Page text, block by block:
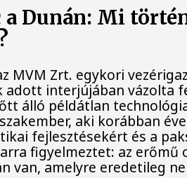
a Dunán: Mi
MVM Zrt. egykori
adott interjújában vázolta
álló példátlan
aki korábban
fejlesztésekért és a
figyelmeztet: az erőmű
van, amelyre eredetileg